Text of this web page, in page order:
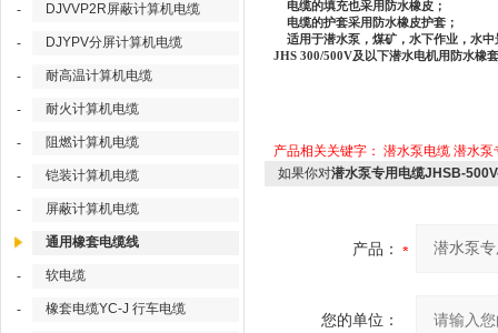
- DJVVP2R屏蔽计算机电缆
- DJYPV分屏计算机电缆
- 耐高温计算机电缆
- 耐火计算机电缆
- 阻燃计算机电缆
- 铠装计算机电缆
- 屏蔽计算机电缆
通用橡套电缆线
- 软电缆
- 橡套电缆YC-J 行车电缆
电缆的填充也采用防水橡皮；
电缆的护套采用防水橡皮护套；
适用于潜水泵，煤矿，水下作业，水中
JHS 300/500V及以下潜水电机用防水橡
产品相关关键字： 潜水泵电缆 潜水泵
如果你对潜水泵专用电缆JHSB-
产品：
您的单位：